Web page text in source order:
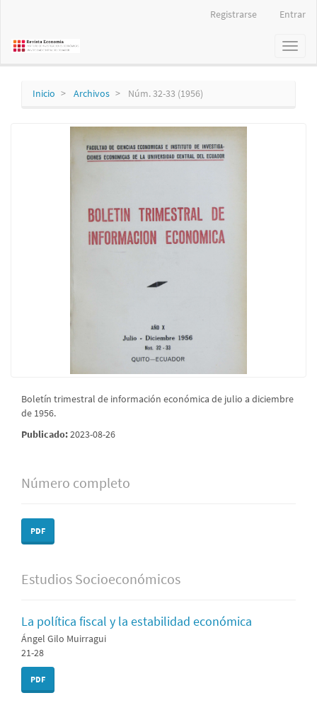
principal
Registrarse Entrar
Toggle
Inicio Archivos Núm. 32-33 (1956)
Boletín trimestral de información económica de julio a diciembre
de 1956.
Publicado:2023-08-26
Número completo
PDF
Estudios Socioeconómicos
La política fiscal y la estabilidad económica
Ángel Gilo Muirragui
21-28
PDF